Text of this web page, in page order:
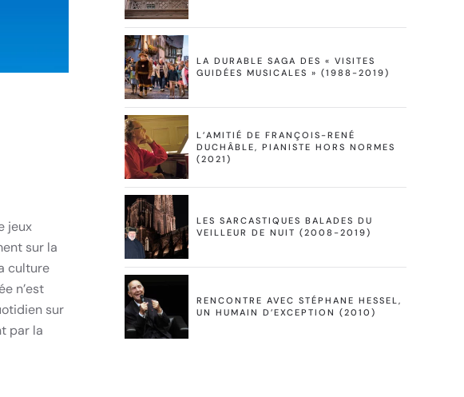
jeux
sur la
culture
n’est
sur
par la
LA DURABLE SAGA DES « VISITES
GUIDÉES MUSICALES » (1988-2019)
L’AMITIÉ DE FRANÇOIS-RENÉ
DUCHÂBLE, PIANISTE HORS NORMES
(2021)
LES SARCASTIQUES BALADES DU
VEILLEUR DE NUIT (2008-2019)
RENCONTRE AVEC STÉPHANE HESSEL,
UN HUMAIN D’EXCEPTION (2010)